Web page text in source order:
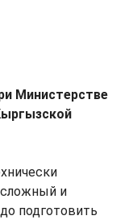
Министерстве
и
подготовить